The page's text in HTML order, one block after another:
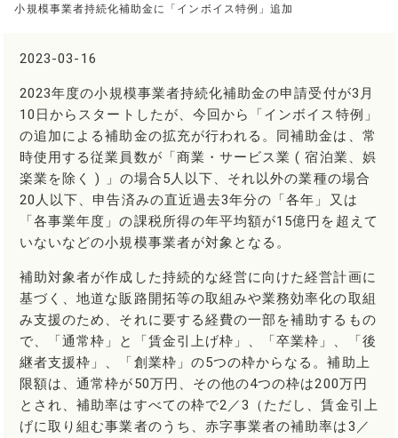
小規模事業者持続化補助金に「インボイス特例」追加
2023-03-16
2023年度の小規模事業者持続化補助金の申請受付が3月
10日からスタートしたが、今回から「インボイス特例」
の追加による補助金の拡充が行われる。同補助金は、常
時使用する従業員数が「商業・サービス業 ( 宿泊業、娯
楽業を除く ) 」の場合5人以下、それ以外の業種の場合
20人以下、申告済みの直近過去3年分の「各年」又は
「各事業年度」の課税所得の年平均額が15億円を超えて
いないなどの小規模事業者が対象となる。
補助対象者が作成した持続的な経営に向けた経営計画に
基づく、地道な販路開拓等の取組みや業務効率化の取組
み支援のため、それに要する経費の一部を補助するもの
で、「通常枠」と「賃金引上げ枠」、「卒業枠」、「後
継者支援枠」、「創業枠」の5つの枠からなる。補助上
限額は、通常枠が50万円、その他の4つの枠は200万円
とされ、補助率はすべての枠で2／3（ただし、賃金引上
げに取り組む事業者のうち、赤字事業者の補助率は3／